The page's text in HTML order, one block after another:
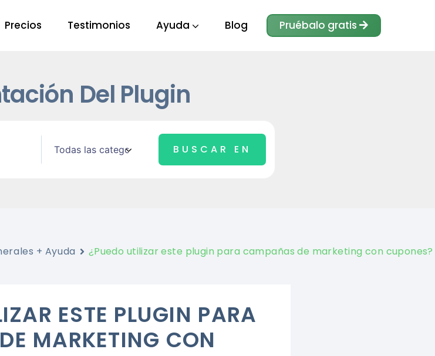
Precios Testimonios Ayuda Blog Pruébalo gratis
Del Plugin
+ Ayuda ¿Puedo utilizar este plugin para campañas de marketing con cupones?
ESTE PLUGIN PARA
MARKETING CON